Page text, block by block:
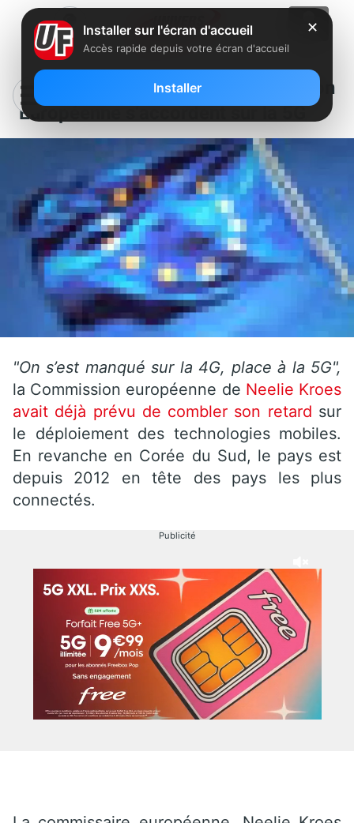
La Corée du Sud et l’Union
Européenne s’accordent sur la 5G
"On s’est manqué sur la 4G, place à la 5G",
la Commission européenne de Neelie Kroes
avait déjà prévu de combler son retard sur
le déploiement des technologies mobiles.
En revanche en Corée du Sud, le pays est
depuis 2012 en tête des pays les plus
connectés.
Publicité
✕
Installer sur l'écran d'accueil
Accès rapide depuis votre écran d'accueil
Installer